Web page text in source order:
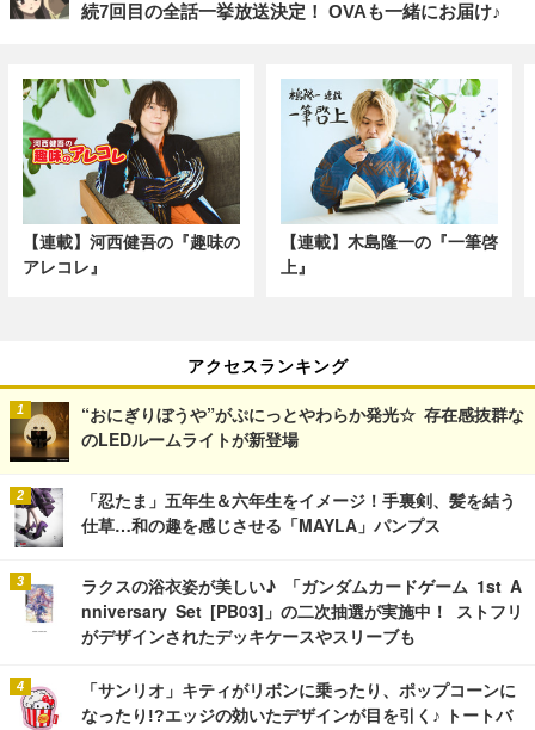
続7回目の全話一挙放送決定！ OVAも一緒にお届け♪
【連載】河西健吾の『趣味の
アレコレ』
【連載】木島隆一の『一筆啓
上』
アクセスランキング
“おにぎりぼうや”がぷにっとやわらか発光☆ 存在感抜群な
のLEDルームライトが新登場
「忍たま」五年生＆六年生をイメージ！手裏剣、髪を結う
仕草…和の趣を感じさせる「MAYLA」パンプス
ラクスの浴衣姿が美しい♪ 「ガンダムカードゲーム 1st A
nniversary Set [PB03]」の二次抽選が実施中！ ストフリ
がデザインされたデッキケースやスリーブも
「サンリオ」キティがリボンに乗ったり、ポップコーンに
なったり!?エッジの効いたデザインが目を引く♪ トートバ